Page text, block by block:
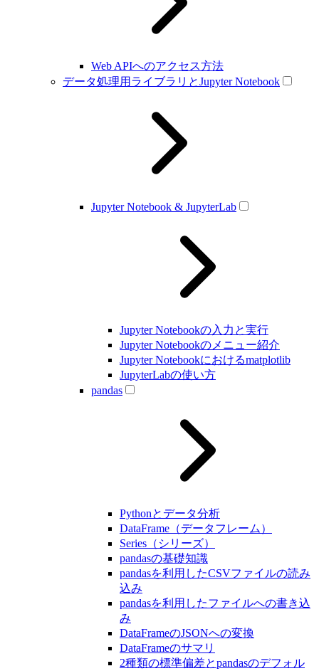
Web APIへのアクセス方法
データ処理用ライブラリとJupyter Notebook
Jupyter Notebook & JupyterLab
Jupyter Notebookの入力と実行
Jupyter Notebookのメニュー紹介
Jupyter Notebookにおけるmatplotlib
JupyterLabの使い方
pandas
Pythonとデータ分析
DataFrame（データフレーム）
Series（シリーズ）
pandasの基礎知識
pandasを利用したCSVファイルの読み
込み
pandasを利用したファイルへの書き込
み
DataFrameのJSONへの変換
DataFrameのサマリ
2種類の標準偏差とpandasのデフォル